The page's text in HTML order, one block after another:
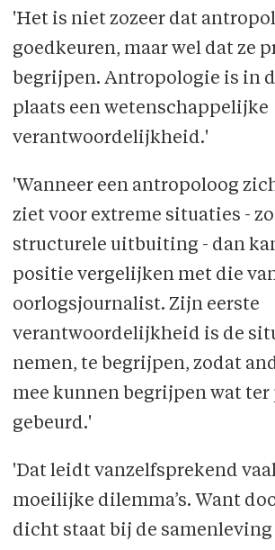
'Het is niet zozeer dat
goedkeuren, maar wel dat ze
begrijpen. Antropologie is in
plaats een wetenschappelijke
verantwoordelijkheid.'
'Wanneer een antropoloog
ziet voor extreme situaties -
structurele uitbuiting - dan
positie vergelijken met die
oorlogsjournalist. Zijn eerste
verantwoordelijkheid is de
nemen, te begrijpen, zodat
mee kunnen begrijpen wat ter
gebeurd.'
'Dat leidt vanzelfsprekend
moeilijke dilemma’s. Want
dicht staat bij de samenleving